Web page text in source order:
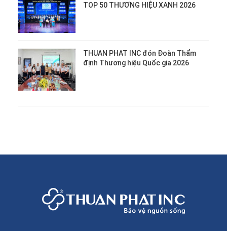
TOP 50 THƯƠNG HIỆU XANH 2026
THUAN PHAT INC đón Đoàn Thẩm
định Thương hiệu Quốc gia 2026